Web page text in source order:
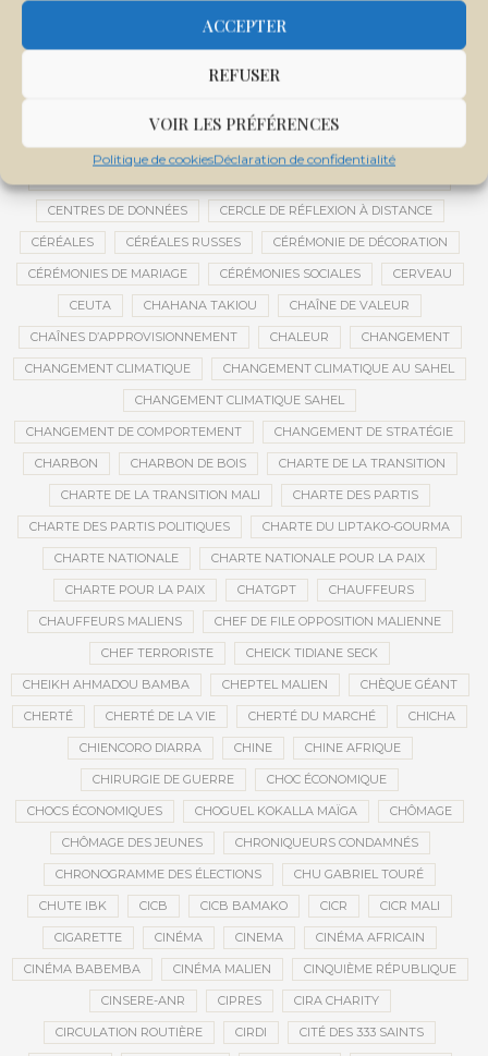
ACCEPTER
REFUSER
VOIR LES PRÉFÉRENCES
Politique de cookiesDéclaration de confidentialité
CENTRALE SOLAIRE DE SANANKOROBA
CENTRE D'INTELLIGENCE ARTIFICIELLE
CENTRE DE SANTÉ COMMUNAUTAIRE
CENTRE INTERNATIONAL DE CONFÉRENCES DE BAMAKO
CENTRE MALI
CENTRES DE DONNÉES CERCLE DE RÉFLEXION À DISTANCE
CÉRÉALES CÉRÉALES RUSSES CÉRÉMONIE DE DÉCORATION
CÉRÉMONIES DE MARIAGE CÉRÉMONIES SOCIALES CERVEAU
CEUTA CHAHANA TAKIOU CHAÎNE DE VALEUR
CHAÎNES D’APPROVISIONNEMENT CHALEUR CHANGEMENT
CHANGEMENT CLIMATIQUE CHANGEMENT CLIMATIQUE AU SAHEL
CHANGEMENT CLIMATIQUE SAHEL
CHANGEMENT DE COMPORTEMENT CHANGEMENT DE STRATÉGIE
CHARBON CHARBON DE BOIS CHARTE DE LA TRANSITION
CHARTE DE LA TRANSITION MALI CHARTE DES PARTIS
CHARTE DES PARTIS POLITIQUES CHARTE DU LIPTAKO-GOURMA
CHARTE NATIONALE CHARTE NATIONALE POUR LA PAIX
CHARTE POUR LA PAIX CHATGPT CHAUFFEURS
CHAUFFEURS MALIENS CHEF DE FILE OPPOSITION MALIENNE
CHEF TERRORISTE CHEICK TIDIANE SECK
CHEIKH AHMADOU BAMBA CHEPTEL MALIEN CHÈQUE GÉANT
CHERTÉ CHERTÉ DE LA VIE CHERTÉ DU MARCHÉ CHICHA
CHIENCORO DIARRA CHINE CHINE AFRIQUE
CHIRURGIE DE GUERRE CHOC ÉCONOMIQUE
CHOCS ÉCONOMIQUES CHOGUEL KOKALLA MAÏGA CHÔMAGE
CHÔMAGE DES JEUNES CHRONIQUEURS CONDAMNÉS
CHRONOGRAMME DES ÉLECTIONS CHU GABRIEL TOURÉ
CHUTE IBK CICB CICB BAMAKO CICR CICR MALI
CIGARETTE CINÉMA CINEMA CINÉMA AFRICAIN
CINÉMA BABEMBA CINÉMA MALIEN CINQUIÈME RÉPUBLIQUE
CINSERE-ANR CIPRES CIRA CHARITY
CIRCULATION ROUTIÈRE CIRDI CITÉ DES 333 SAINTS